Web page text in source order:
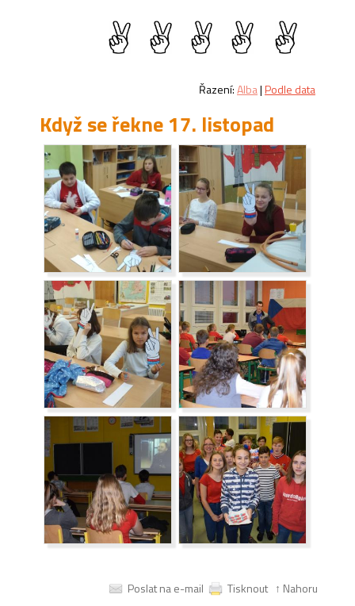
Řazení:Alba|Podle data
Když se řekne 17. listopad
Poslat na e-mail Tisknout ↑ Nahoru